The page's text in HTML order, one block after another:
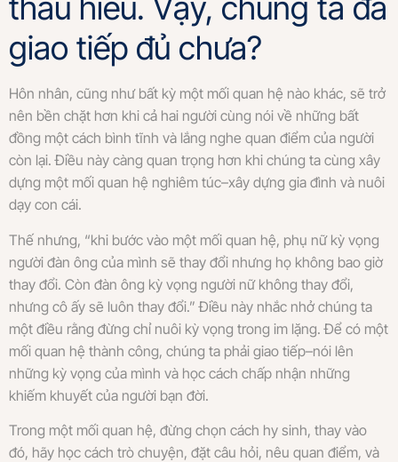
thấu hiểu. Vậy, chúng ta đã
giao tiếp đủ chưa?
Hôn nhân, cũng như bất kỳ một mối quan hệ nào khác, sẽ trở
nên bền chặt hơn khi cả hai người cùng nói về những bất
đồng một cách bình tĩnh và lắng nghe quan điểm của người
còn lại. Điều này càng quan trọng hơn khi chúng ta cùng xây
dựng một mối quan hệ nghiêm túc–xây dựng gia đình và nuôi
dạy con cái.
Thế nhưng, “khi bước vào một mối quan hệ, phụ nữ kỳ vọng
người đàn ông của mình sẽ thay đổi nhưng họ không bao giờ
thay đổi. Còn đàn ông kỳ vọng người nữ không thay đổi,
nhưng cô ấy sẽ luôn thay đổi.” Điều này nhắc nhở chúng ta
một điều rằng đừng chỉ nuôi kỳ vọng trong im lặng. Để có một
mối quan hệ thành công, chúng ta phải giao tiếp–nói lên
những kỳ vọng của mình và học cách chấp nhận những
khiếm khuyết của người bạn đời.
Trong một mối quan hệ, đừng chọn cách hy sinh, thay vào
đó, hãy học cách trò chuyện, đặt câu hỏi, nêu quan điểm, và